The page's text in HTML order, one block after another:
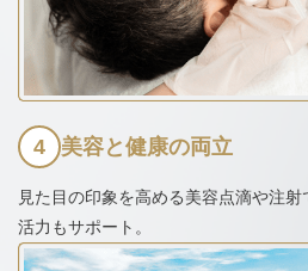
4 美容と健康の両立
見た目の印象を高める美容点滴や注
活力もサポート。